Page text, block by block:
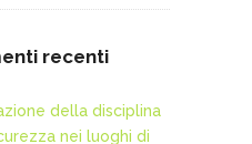
recenti
della disciplina
nei luoghi di